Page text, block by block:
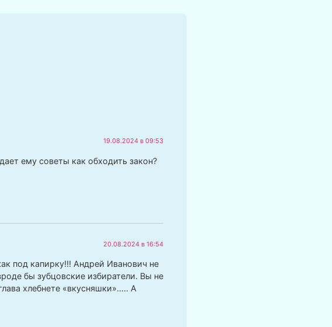
19.08.2024 в 09:53
ему советы как обходить закон?
20.08.2024 в 16:54
под капирку!!! Андрей Иванович не
бы зубцовские избиратели. Вы не
хлебнете «вкусняшки»….. А